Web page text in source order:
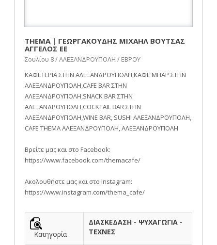
THEMA | ΓΕΩΡΓΑΚΟΥΔΗΣ ΜΙΧΑΗΛ ΒΟΥΤΣΑΣ
ΑΓΓΕΛΟΣ ΕΕ
Σουλίου 8 / ΑΛΕΞΑΝΔΡΟΥΠΟΛΗ / ΕΒΡΟΥ
ΚΑΦΕΤΕΡΙΑ ΣΤΗΝ ΑΛΕΞΑΝΔΡΟΥΠΟΛΗ,ΚΑΦΕ ΜΠΑΡ ΣΤΗΝ
ΑΛΕΞΑΝΔΡΟΥΠΟΛΗ,CAFE BAR ΣΤΗΝ
ΑΛΕΞΑΝΔΡΟΥΠΟΛΗ,SNACK BAR ΣΤΗΝ
ΑΛΕΞΑΝΔΡΟΥΠΟΛΗ,COCKTAIL BAR ΣΤΗΝ
ΑΛΕΞΑΝΔΡΟΥΠΟΛΗ,WINE BAR, SUSHI ΑΛΕΞΑΝΔΡΟΥΠΟΛΗ,
CAFE THEMA ΑΛΕΞΑΝΔΡΟΥΠΟΛΗ, ΑΛΕΞΑΝΔΡΟΥΠΟΛΗ
Βρείτε μας και στο Facebook:
https://www.facebook.com/themacafe/
Ακολουθήστε μας και στo Instagram:
https://www.instagram.com/thema_cafe/
Κατηγορία
ΔΙΑΣΚΕΔΑΣΗ - ΨΥΧΑΓΩΓΙΑ -
ΤΕΧΝΕΣ